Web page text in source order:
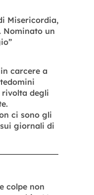
Misericordia,
Nominato un
carcere a
rivolta degli
ci sono gli
giornali di
colpe non